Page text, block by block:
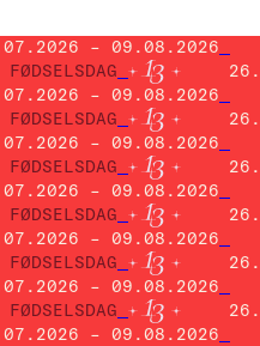
– 09.08.2026
FØDSELSDAG
– 09.08.2026
FØDSELSDAG
– 09.08.2026
FØDSELSDAG
– 09.08.2026
FØDSELSDAG
– 09.08.2026
FØDSELSDAG
– 09.08.2026
FØDSELSDAG
– 09.08.2026